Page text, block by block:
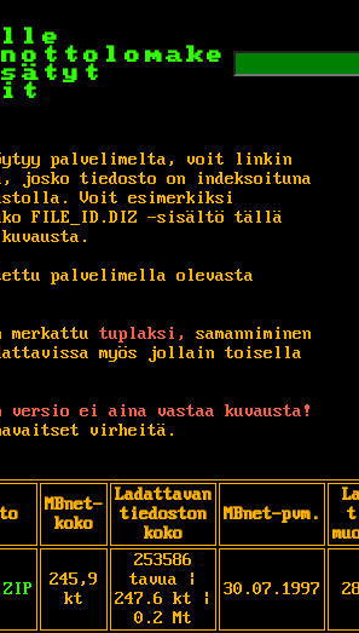
palvelimelta, voit linkin
josko tiedosto on indeksoituna
Voit esimerkiksi
FILE_ID.DIZ -sisältö tällä
otettu palvelimella olevasta
merkattu tuplaksi,
samanniminen
myös jollain toisella
versio ei aina vastaa kuvausta!
virheitä.
MBnet-
koko
Ladattavan
tiedoston
koko
MBnet-pvm.
245,9
kt
253586
tavua |
247.6 kt |
0.2 Mt
30.07.1997